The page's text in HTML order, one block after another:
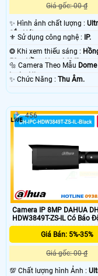
Giá gốc: 00 ₫
✨ Hình ảnh chất lượng :
Sắc Nét .
⚜️ Sử dụng công nghệ : IP.
❂ Khi xem thiếu sáng :
50m Hồng Ngoại SMD.
🔩 Camera Theo Mẫu
loại + Nhựa.
️✨ Chức Năng : Thu Âm.
Camera IP 8MP DAHUA
HDW3849T-ZS-IL Có
Giá Bán: 5%-35%
Giá gốc: 00 ₫
💯 Chất lượng hình Ảnh :
456